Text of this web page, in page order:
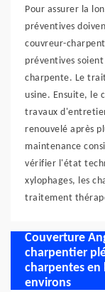
Pour assurer la
préventives
couvreur-
préventives
charpente. Le
usine. Ensuite, le
travaux
renouvelé après
maintenance
vérifier l'état
xylophages, les
traitement
Couverture
charpentier
charpentes en
environs